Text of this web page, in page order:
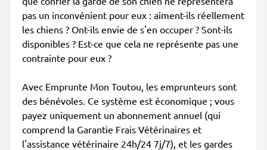
pas un inconvénient pour eux : aiment-ils réellement
les chiens ? Ont-ils envie de s'en occuper ? Sont-ils
disponibles ? Est-ce que cela ne représente pas une
contrainte pour eux ?
Avec Emprunte Mon Toutou, les emprunteurs sont
des bénévoles. Ce système est économique ; vous
payez uniquement un abonnement annuel (qui
comprend la Garantie Frais Vétérinaires et
l'assistance vétérinaire 24h/24 7j/7), et les gardes